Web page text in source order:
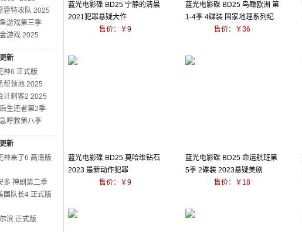
霆特攻队 2025
游戏第三季
游戏 2025
新
神6 正式版
帮领地 2025
计刺客2 2025
生还者第2季
呼救第八季
新
神来了6 高清版
多 神剧第二季
国队长4 正式版
滨 正式版
蓝光电影碟 BD25 宁静的清晨
2021犯罪悬疑大作
售价：￥9
蓝光电影碟 BD25 鸟瞰欧洲 第
1-4季 4碟装 国家地理系列纪
售价：￥36
蓝光电影碟 BD25 莫哈维钻石
2023 最新动作犯罪
售价：￥9
蓝光电影碟 BD25 命运航班第
5季 2碟装 2023悬疑美剧
售价：￥18